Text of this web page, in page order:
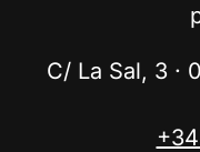
C/ La Sal, 3 ·